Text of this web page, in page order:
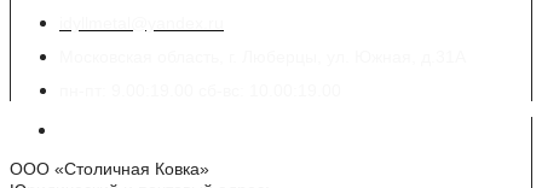
ООО «Столичная Ковка»